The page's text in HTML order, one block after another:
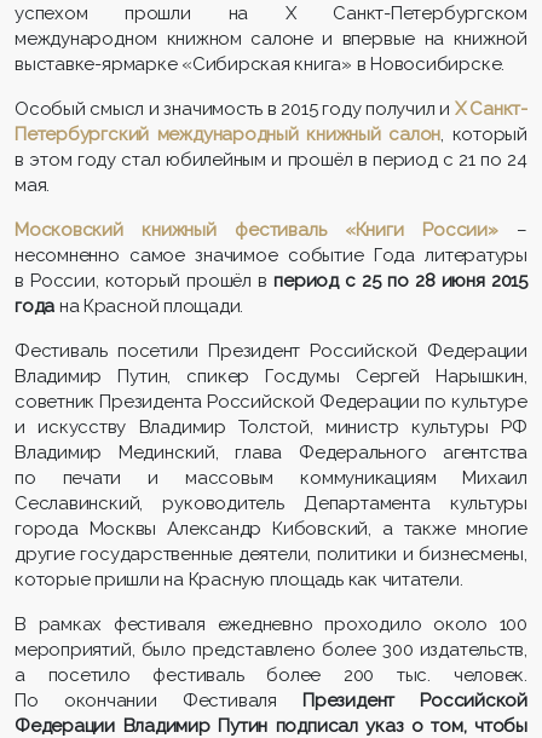
успехом прошли на Х Санкт-Петербургском
международном книжном салоне и впервые на книжной
выставке-ярмарке «Сибирская книга» в Новосибирске.
Особый смысл и значимость в 2015 году получил и X Санкт-
Петербургский международный книжный салон, который
в этом году стал юбилейным и прошёл в период с 21 по 24
мая.
Московский книжный фестиваль «Книги России»
–
несомненно самое значимое событие Года литературы
в России, который прошёл впериод с 25 по 28 июня 2015
года на Красной площади.
Фестиваль посетили Президент Российской Федерации
Владимир Путин, спикер Госдумы Сергей Нарышкин,
советник Президента Российской Федерации по культуре
и искусству Владимир Толстой, министр культуры РФ
Владимир Мединский, глава Федерального агентства
по печати и массовым коммуникациям Михаил
Сеславинский, руководитель Департамента культуры
города Москвы Александр Кибовский, а также многие
другие государственные деятели, политики и бизнесмены,
которые пришли на Красную площадь как читатели.
В рамках фестиваля ежедневно проходило около 100
мероприятий, было представлено более 300 издательств,
а посетило фестиваль более 200 тыс. человек.
По окончании Фестиваля Президент Российской
Федерации Владимир Путин подписал указ о том, чтобы